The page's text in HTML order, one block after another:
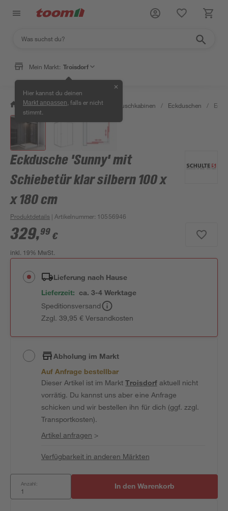
Mein Markt: Troisdorf
Hier kannst du deinen
Markt anpassen , falls er nicht
stimmt.
✕
/ Bad & Sanitär / Duschen Duschkabinen / Eckduschen /
Eckdusche 'Sunny' mit
Schiebetür klar silbern 100 x
x 180 cm
Produktdetails | Artikelnummer: 10556946
329,99 €
inkl. 19% MwSt.
Lieferung nach Hause
Lieferzeit: ca. 3-4 Werktage
Speditionsversand
Zzgl. 39,95 € Versandkosten
Abholung im Markt
Auf Anfrage bestellbar
Dieser Artikel ist im MarktTroisdorfaktuell nicht
vorrätig. Du kannst uns aber eine Anfrage
schicken und wir bestellen ihn für dich (ggf. zzgl.
Transportkosten).
Artikel anfragen >
Verfügbarkeit in anderen Märkten
Anzahl: In den Warenkorb